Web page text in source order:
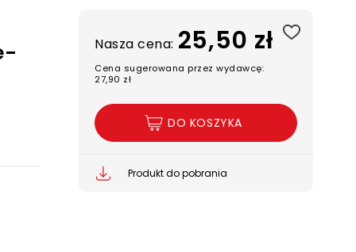
Nasza cena: 25,50 zł
Cena sugerowana przez wydawcę:
27,90 zł
DO KOSZYKA
Produkt do pobrania